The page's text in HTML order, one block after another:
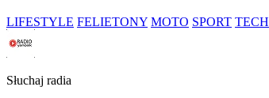
LIFESTYLE FELIETONY MOTO SPORT TECH
Słuchaj radia